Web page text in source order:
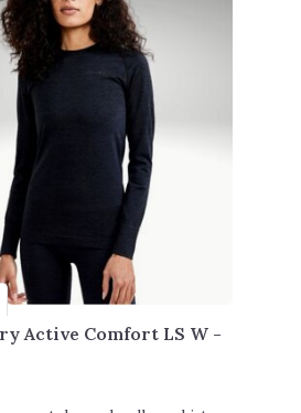
Active Comfort LS W -